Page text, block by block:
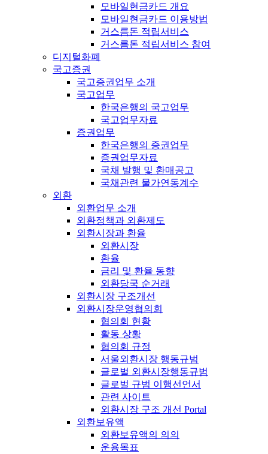
모바일현금카드 개요
모바일현금카드 이용방법
거스름돈 적립서비스
거스름돈 적립서비스 참여
디지털화폐
국고증권
국고증권업무 소개
국고업무
한국은행의 국고업무
국고업무자료
증권업무
한국은행의 증권업무
증권업무자료
국채 발행 및 환매공고
국채관련 물가연동계수
외환
외환업무 소개
외환정책과 외환제도
외환시장과 환율
외환시장
환율
금리 및 환율 동향
외환당국 순거래
외환시장 구조개선
외환시장운영협의회
협의회 현황
활동 상황
협의회 규정
서울외환시장 행동규범
글로벌 외환시장행동규범
글로벌 규범 이행선언서
관련 사이트
외환시장 구조 개선 Portal
외환보유액
외환보유액의 의의
운용목표